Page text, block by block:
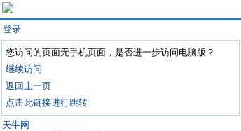
登录
您访问的页面无手机页面，是否进一步访问电脑版？
继续访问
返回上一页
点击此链接进行跳转
天牛网